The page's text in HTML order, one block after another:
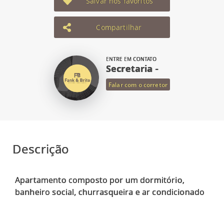
Compartilhar
ENTRE EM CONTATO
Secretaria -
Falar com o corretor
Descrição
Apartamento composto por um dormitório,
banheiro social, churrasqueira e ar condicionado